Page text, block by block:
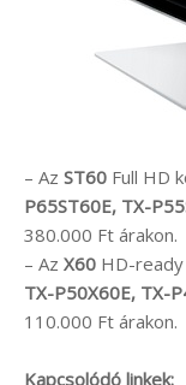
– Az ST60 Full HD
P65ST60E, TX-
380.000 Ft árakon.
– Az X60 HD-
TX-P50X60E, TX-
110.000 Ft árakon.
Kapcsolódó linkek: